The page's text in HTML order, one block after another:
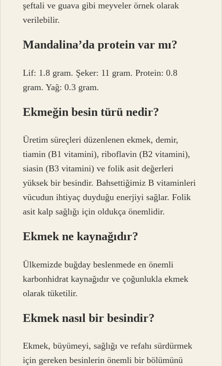
şeftali ve guava gibi meyveler örnek olarak
verilebilir.
Mandalina’da protein var mı?
Lif: 1.8 gram. Şeker: 11 gram. Protein: 0.8
gram. Yağ: 0.3 gram.
Ekmeğin besin türü nedir?
Üretim süreçleri düzenlenen ekmek, demir,
tiamin (B1 vitamini), riboflavin (B2 vitamini),
siasin (B3 vitamini) ve folik asit değerleri
yüksek bir besindir. Bahsettiğimiz B vitaminleri
vücudun ihtiyaç duyduğu enerjiyi sağlar. Folik
asit kalp sağlığı için oldukça önemlidir.
Ekmek ne kaynağıdır?
Ülkemizde buğday beslenmede en önemli
karbonhidrat kaynağıdır ve çoğunlukla ekmek
olarak tüketilir.
Ekmek nasıl bir besindir?
Ekmek, büyümeyi, sağlığı ve refahı sürdürmek
için gereken besinlerin önemli bir bölümünü